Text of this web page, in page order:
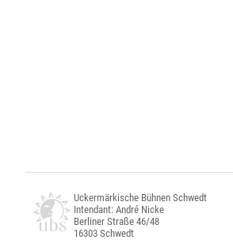
Uckermärkische Bühnen Schwedt
Intendant: André Nicke
Berliner Straße 46/48
16303 Schwedt